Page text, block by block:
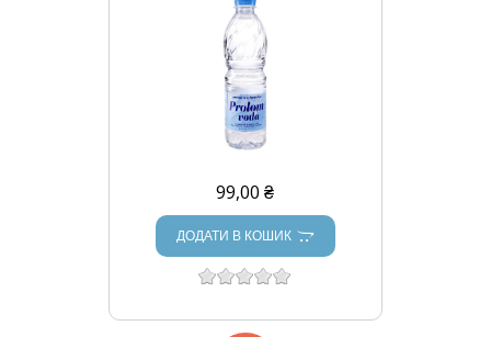
99,00 ₴
ДОДАТИ В КОШИК